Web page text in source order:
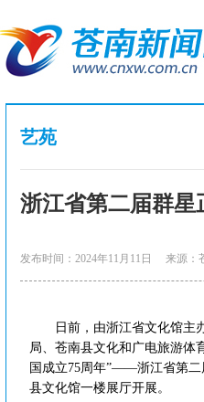
艺苑
浙江省第二届群星
发布时间：2024年11月11日 来源：
日前，由浙江省文化馆主
局、苍南县文化和广电旅游体
国成立75周年”——浙江省第
县文化馆一楼展厅开展。